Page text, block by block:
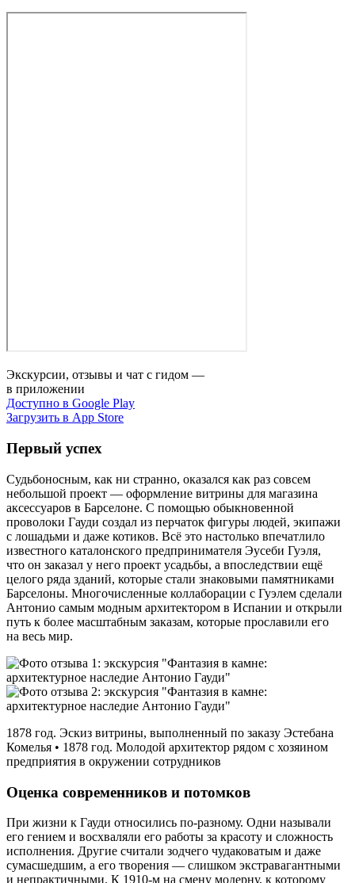
Экскурсии, отзывы и чат с гидом —
в приложении
Доступно в Google Play
Загрузить в App Store
Первый успех
Судьбоносным, как ни странно, оказался как раз совсем
небольшой проект — оформление витрины для магазина
аксессуаров в Барселоне. С помощью обыкновенной
проволоки Гауди создал из перчаток фигуры людей, экипажи
с лошадьми и даже котиков. Всё это настолько впечатлило
известного каталонского предпринимателя Эусеби Гуэля,
что он заказал у него проект усадьбы, а впоследствии ещё
целого ряда зданий, которые стали знаковыми памятниками
Барселоны. Многочисленные коллаборации с Гуэлем сделали
Антонио самым модным архитектором в Испании и открыли
путь к более масштабным заказам, которые прославили его
на весь мир.
1878 год. Эскиз витрины, выполненный по заказу Эстебана
Комелья • 1878 год. Молодой архитектор рядом с хозяином
предприятия в окружении сотрудников
Оценка современников и потомков
При жизни к Гауди относились по‑разному. Одни называли
его гением и восхваляли его работы за красоту и сложность
исполнения. Другие считали зодчего чудаковатым и даже
сумасшедшим, а его творения — слишком экстравагантными
и непрактичными. К 1910‑м на смену модерну, к которому